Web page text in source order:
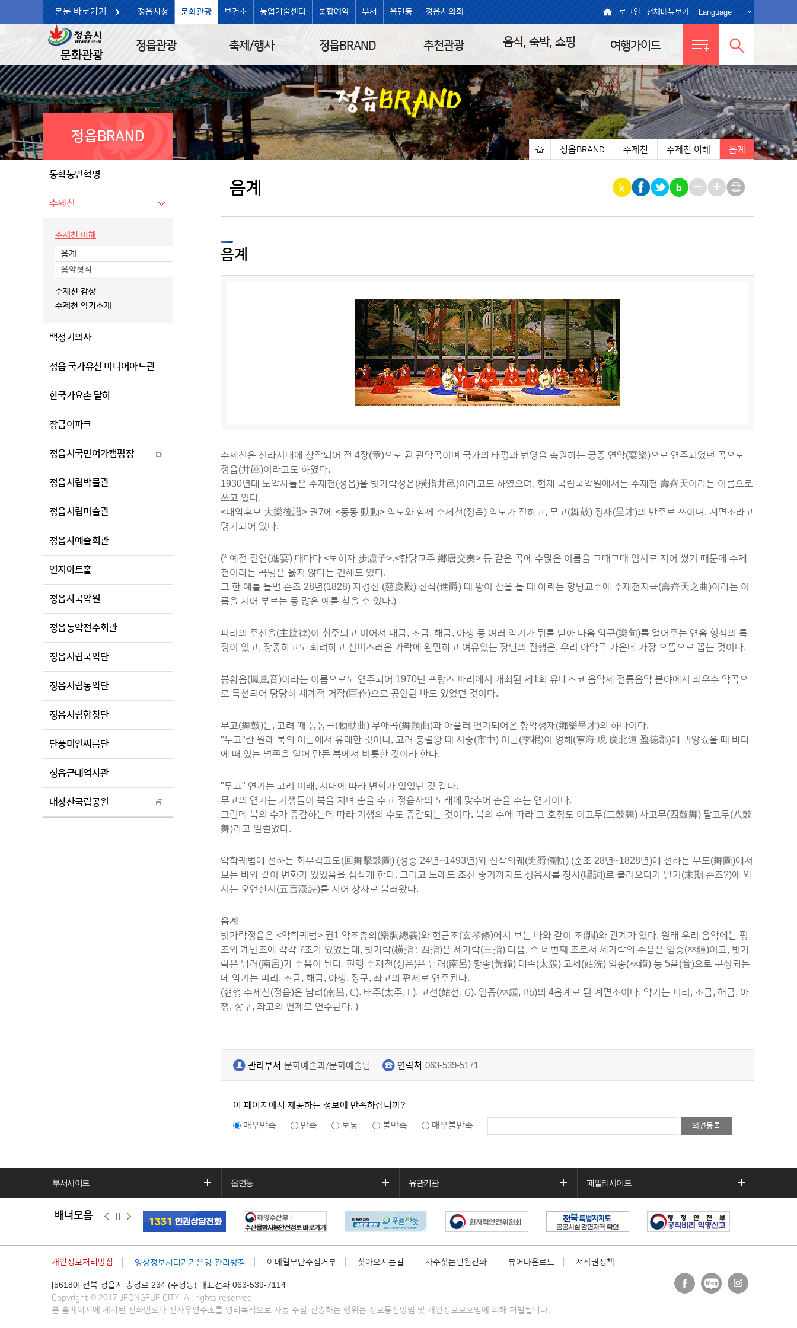
본문 바로가기 정읍시청 문화관광 보건소 농업기술센터 통합예약 부서 읍면동 정읍시의회 로그인 전체메뉴보기 Language
문화관광
정읍관광 축제/행사 정읍BRAND 추천관광 음식, 숙박, 쇼핑 여행가이드
전체메뉴
보기
통합검색
열기
정읍BRAND
동학농민혁명
수제천
수제천 이해
음계
음악형식
수제천 감상
수제천 악기소개
백정기의사
정읍 국가유산 미디어아트관
한국가요촌 달하
장금이파크
정읍시국민여가캠핑장
정읍시립박물관
정읍시립미술관
정읍사예술회관
연지아트홀
정읍사국악원
정읍농악전수회관
정읍시립국악단
정읍시립농악단
정읍시립합창단
단풍미인씨름단
정읍근대역사관
내장산국립공원
정읍BRAND 수제천 수제천 이해 음계
음계
음계
수제천은 신라시대에 창작되어 전 4장(章)으로 된 관악곡이며 국가의 태평과 번영을 축원하는 궁중 연악(宴樂)으로 연주되었던 곡으로
정읍(井邑)이라고도 하였다.
1930년대 노악사들은 수제천(정읍)을 빗가락정읍(橫指井邑)이라고도 하였으며, 현재 국립국악원에서는 수제천 壽齊天이라는 이름으로
쓰고 있다.
<대악후보 大樂後譜> 권7에 <동동 動動> 악보와 함께 수제천(정읍) 악보가 전하고, 무고(舞鼓) 정재(呈才)의 반주로 쓰이며, 계면조라고
명기되어 있다.
(* 예전 진연(進宴) 때마다 <보허자 步虛子>.<향당교주 鄕唐交奏> 등 같은 곡에 수많은 이름을 그때그때 임시로 지어 썼기 때문에 수제
천이라는 곡명은 옳지 않다는 견해도 있다.
그 한 예를 들면 순조 28년(1828) 자경전 (慈慶殿) 진작(進爵) 때 왕이 잔을 들 때 아뢰는 향당교주에 수제천지곡(壽齊天之曲)이라는 이
름을 지어 부르는 등 많은 예를 찾을 수 있다.)
피리의 주선율(主旋律)이 취주되고 이어서 대금, 소금, 해금, 아쟁 등 여러 악기가 뒤를 받아 다음 악구(樂句)를 열어주는 연음 형식의 특
징이 있고, 장중하고도 화려하고 신비스러운 가락에 완만하고 여유있는 장단의 진행은, 우리 아악곡 가운데 가장 으뜸으로 꼽는 것이다.
봉황음(鳳凰音)이라는 이름으로도 연주되어 1970년 프랑스 파리에서 개최된 제1회 유네스코 음악제 전통음악 분야에서 최우수 악곡으
로 특선되어 당당히 세계적 거작(巨作)으로 공인된 바도 있었던 것이다.
무고(舞鼓)는, 고려 때 동동곡(動動曲) 무애곡(舞顫曲)과 아울러 연기되어온 향악정재(鄕樂呈才)의 하나이다.
"무고"란 원래 북의 이름에서 유래한 것이니, 고려 충렬왕 때 시중(市中) 이곤(李棍)이 영해(寧海 現 慶北道 盈德郡)에 귀양갔을 때 바다
에 떠 있는 널쪽을 얻어 만든 북에서 비롯한 것이라 한다.
"무고" 연기는 고려 이래, 시대에 따라 변화가 있었던 것 같다.
무고의 연기는 기생들이 북을 치며 춤을 추고 정읍사의 노래에 맞추어 춤을 추는 연기이다.
그런데 북의 수가 증감하는데 따라 기생의 수도 증감되는 것이다. 북의 수에 따라 그 호칭도 이고무(二鼓舞) 사고무(四鼓舞) 팔고무(八鼓
舞)라고 일컬었다.
악학궤범에 전하는 회무격고도(回舞擊鼓圖) (성종 24년~1493년)와 진작의궤(進爵儀軌) (순조 28년~1828년)에 전하는 무도(舞圖)에서
보는 바와 같이 변화가 있었음을 짐작게 한다. 그리고 노래도 조선 중기까지도 정읍사를 창사(唱詞)로 불러오다가 말기(末期 순조?)에 와
서는 오언한시(五言漢詩)를 지어 창사로 불러왔다.
음계
빗가락정읍은 <악학궤범> 권1 악조총의(樂調總義)와 현금조(玄琴條)에서 보는 바와 같이 조(調)와 관계가 있다. 원래 우리 음악에는 평
조와 계면조에 각각 7조가 있었는데, 빗가락(橫指 : 四指)은 세가락(三指) 다음, 즉 네번째 조로서 세가락의 주음은 임종(林鍾)이고, 빗가
락은 남려(南呂)가 주음이 된다. 현행 수제천(정읍)은 남려(南呂) 황종(黃鐘) 태족(太簇) 고세(姑洗) 임종(林鐘) 등 5음(音)으로 구성되는
데 악기는 피리, 소금, 해금, 아쟁, 장구, 좌고의 편제로 연주된다.
(현행 수제천(정읍)은 남려(南呂, C). 태주(太주, F). 고선(姑선, G). 임종(林鍾, Bb)의 4음계로 된 계면조이다. 악기는 피리, 소금, 해금, 아
쟁, 장구, 좌고의 편제로 연주된다. )
관리부서 문화예술과/문화예술팀 연락처 063-539-5171
이 페이지에서 제공하는 정보에 만족하십니까?
매우만족
만족 보통 불만족 매우불만족
부서사이트 읍면동 유관기관 패밀리사이트
배너모음
개인정보처리방침 영상정보처리기기운영·관리방침 이메일무단수집거부 찾아오시는길 자주찾는민원전화 뷰어다운로드 저작권정책
[56180] 전북 정읍시 충정로 234 (수성동) 대표전화 063-539-7114
Copyright © 2017 JEONGEUP CITY. All rights reserved.
본 홈페이지에 게시된 전화번호나 전자우편주소를 영리목적으로 자동 수집·전송하는 행위는 정보통신망법 및 개인정보보호법에 의해 처벌됩니다.